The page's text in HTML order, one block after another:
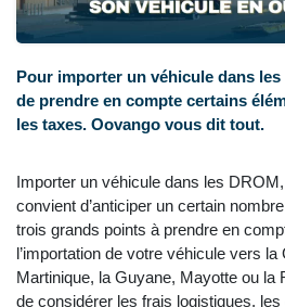
Pour importer un véhicule dans
de prendre en compte certains
les taxes. Oovango vous dit tout.
Importer un véhicule dans les
convient d’anticiper un certain
trois grands points à prendre en
l’importation de votre véhicule vers la
Martinique, la Guyane, Mayotte ou la
de considérer les frais logistiques,